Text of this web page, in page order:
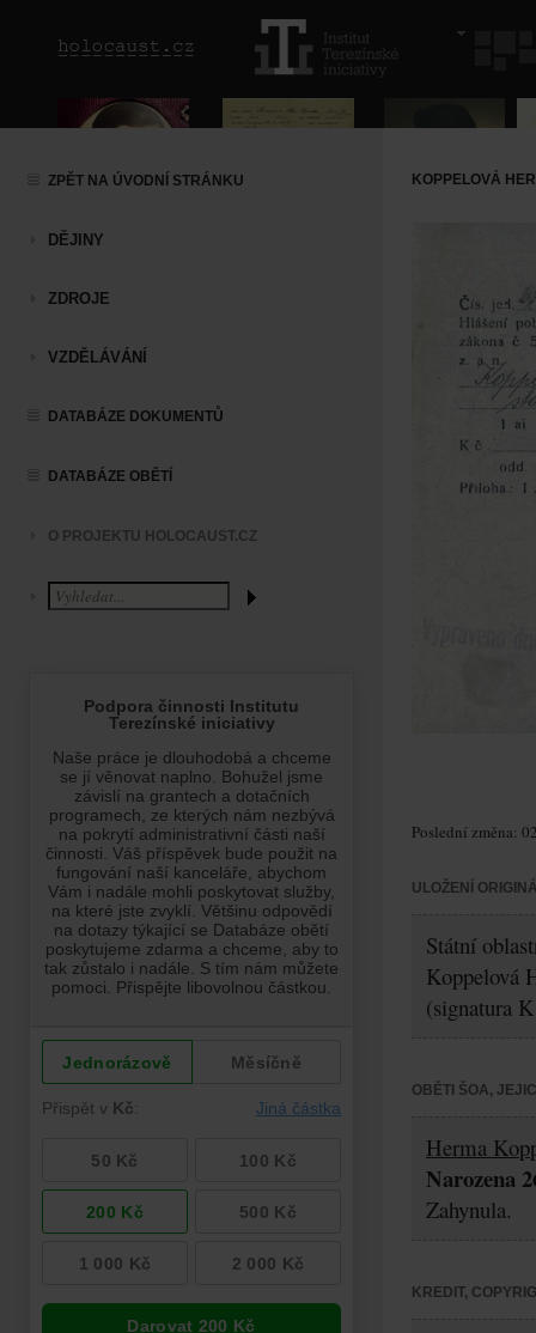
ZPĚT NA ÚVODNÍ STRÁNKU
DĚJINY
ZDROJE
VZDĚLÁVÁNÍ
DATABÁZE DOKUMENTŮ
DATABÁZE OBĚTÍ
O PROJEKTU HOLOCAUST.CZ
KOPPELOVÁ
Poslední změna:
ULOŽENÍ
Státní
Koppelová
(signatura
OBĚTI ŠOA,
Herma
Narozena
Zahynula.
KREDIT,